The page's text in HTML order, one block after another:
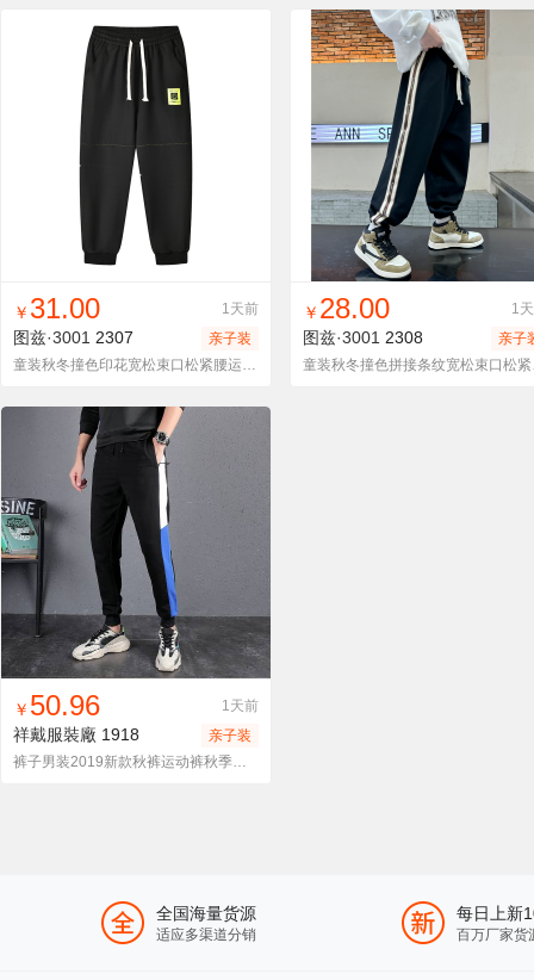
找同款 加入进货车 收藏
￥ 31.00 1天前
图兹·3001 2307
亲子装
童装秋冬撞色印花宽松束口松紧腰运动裤韩版休闲百搭运动长裤
找同款 加入进货车 收藏
￥ 28.00 1
图兹·3001 2308
亲子
童装
找同款 加入进货车 收藏
￥ 50.96 1天前
祥戴服裝廠 1918
亲子装
裤子男装2019新款秋裤运动裤秋季百搭款韩版潮流中学生休闲长裤
全国海量货源
适应多渠道分销
每日上新
百万厂家货